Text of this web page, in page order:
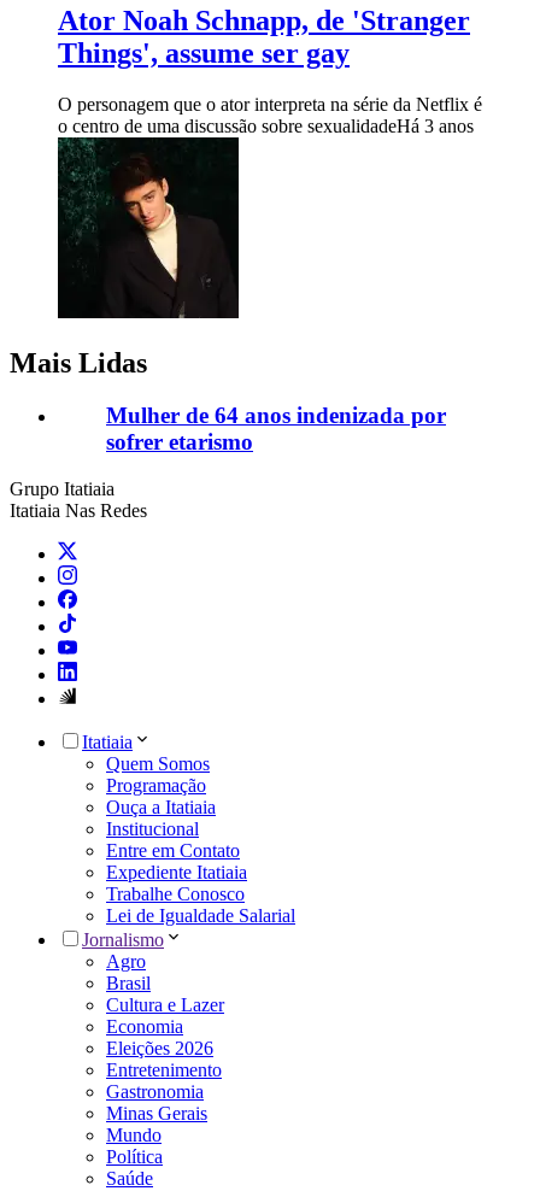
Ator Noah Schnapp, de 'Stranger
Things', assume ser gay
O personagem que o ator interpreta na série da Netflix é
o centro de uma discussão sobre sexualidadeHá 3 anos
Mais Lidas
Mulher de 64 anos indenizada por
sofrer etarismo
Grupo Itatiaia
Itatiaia Nas Redes
Itatiaia
Quem Somos
Programação
Ouça a Itatiaia
Institucional
Entre em Contato
Expediente Itatiaia
Trabalhe Conosco
Lei de Igualdade Salarial
Jornalismo
Agro
Brasil
Cultura e Lazer
Economia
Eleições 2026
Entretenimento
Gastronomia
Minas Gerais
Mundo
Política
Saúde